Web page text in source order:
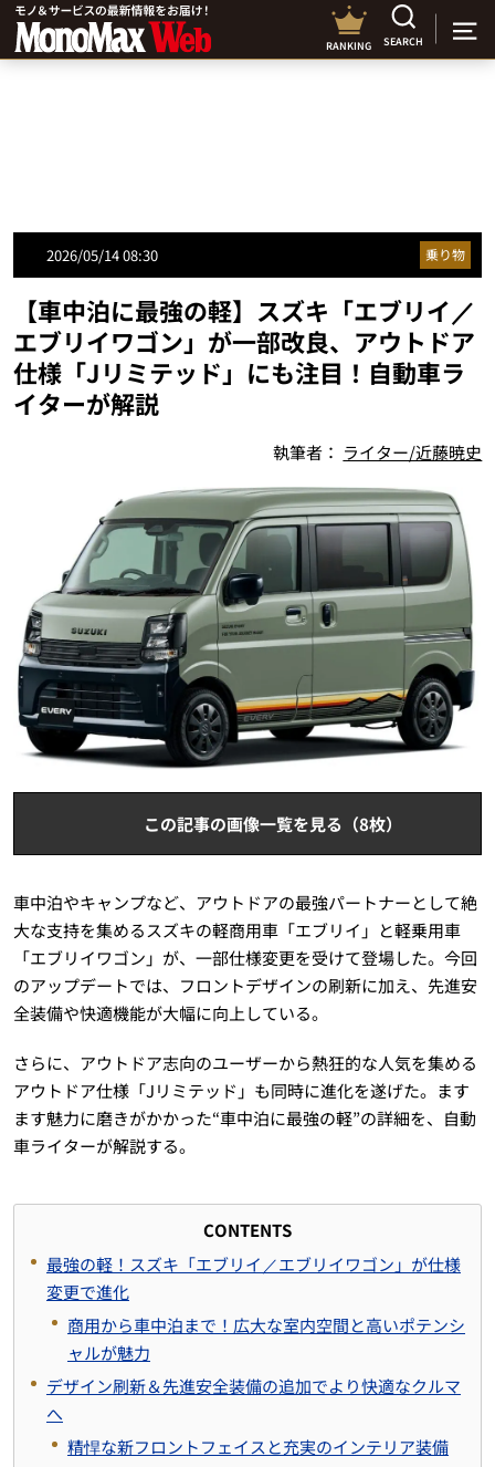
RANKING SEARCH
2026/05/14 08:30 乗り物
【車中泊に最強の軽】スズキ「エブリイ／
エブリイワゴン」が一部改良、アウトドア
仕様「Jリミテッド」にも注目！自動車ラ
イターが解説
執筆者： ライター/近藤暁史
この記事の画像一覧を見る（8枚）
車中泊やキャンプなど、アウトドアの最強パートナーとして絶
大な支持を集めるスズキの軽商用車「エブリイ」と軽乗用車
「エブリイワゴン」が、一部仕様変更を受けて登場した。今回
のアップデートでは、フロントデザインの刷新に加え、先進安
全装備や快適機能が大幅に向上している。
さらに、アウトドア志向のユーザーから熱狂的な人気を集める
アウトドア仕様「Jリミテッド」も同時に進化を遂げた。ます
ます魅力に磨きがかかった“車中泊に最強の軽”の詳細を、自動
車ライターが解説する。
CONTENTS
最強の軽！スズキ「エブリイ／エブリイワゴン」が仕様
変更で進化
商用から車中泊まで！広大な室内空間と高いポテンシ
ャルが魅力
デザイン刷新＆先進安全装備の追加でより快適なクルマ
へ
精悍な新フロントフェイスと充実のインテリア装備